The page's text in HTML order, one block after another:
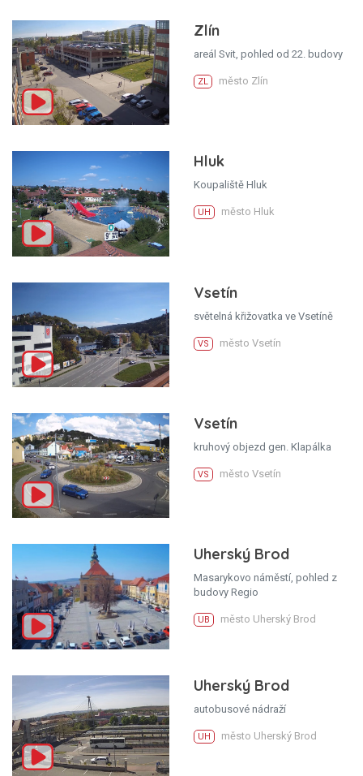
Zlín
areál Svit, pohled od 22. budovy
ZL město Zlín
Hluk
Koupaliště Hluk
UH město Hluk
Vsetín
světelná křižovatka ve Vsetíně
VS město Vsetín
Vsetín
kruhový objezd gen. Klapálka
VS město Vsetín
Uherský Brod
Masarykovo náměstí, pohled z
budovy Regio
UB město Uherský Brod
Uherský Brod
autobusové nádraží
UH město Uherský Brod